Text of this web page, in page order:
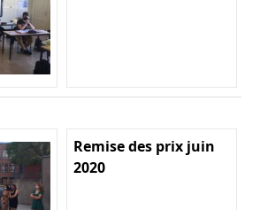
Remise des prix juin
2020